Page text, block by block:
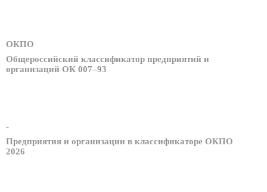
ОКПО
Общероссийский классификатор предприятий и
организаций ОК 007–93
-
Предприятия и организации в классификаторе ОКПО
2026